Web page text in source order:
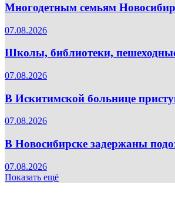
Многодетным семьям
07.08.2026
Школы, библиотеки,
07.08.2026
В Искитимской больнице
07.08.2026
В Новосибирске задержаны
07.08.2026
Показать ещё